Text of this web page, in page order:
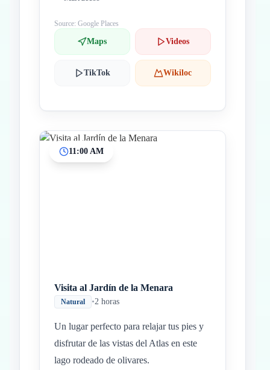
Source: Google Places
Maps Videos
TikTok Wikiloc
11:00 AM
Visita al Jardín de la Menara
Natural •2 horas
Un lugar perfecto para relajar tus pies y
disfrutar de las vistas del Atlas en este
lago rodeado de olivares.